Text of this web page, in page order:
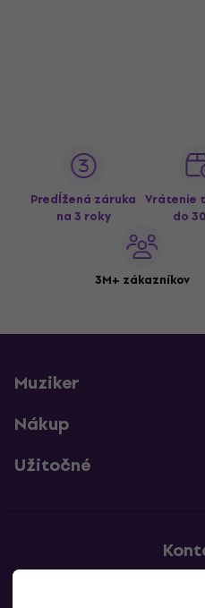
Predĺžená záruka
na 3 roky
Vrátenie
do
3M+ zákazníkov
Muziker
Nákup
Užitočné